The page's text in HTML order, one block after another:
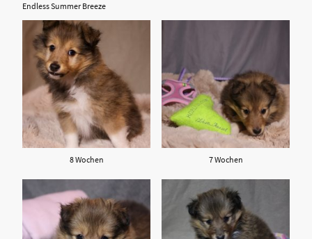
Endless Summer Breeze
8 Wochen 7 Wochen